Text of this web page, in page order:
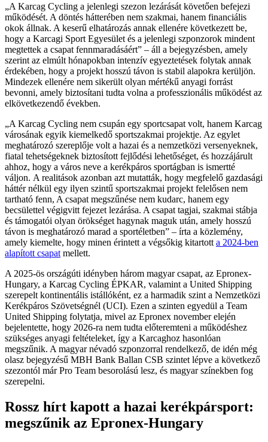
A Karcag Cycling a jelenlegi szezon lezárását követően befejezi
működését. A döntés hátterében nem szakmai, hanem financiális
okok állnak. A keserű elhatározás annak ellenére következett be,
hogy a Karcagi Sport Egyesület és a jelenlegi szponzorok mindent
megtettek a csapat fennmaradásáért
– áll a bejegyzésben, amely
szerint az elmúlt hónapokban intenzív egyeztetések folytak annak
érdekében, hogy a projekt hosszú távon is stabil alapokra kerüljön.
Mindezek ellenére nem sikerült olyan mértékű anyagi forrást
bevonni, amely biztosítani tudta volna a professzionális működést az
elkövetkezendő években.
A Karcag Cycling nem csupán egy sportcsapat volt, hanem Karcag
városának egyik kiemelkedő sportszakmai projektje. Az egylet
meghatározó szereplője volt a hazai és a nemzetközi versenyeknek,
fiatal tehetségeknek biztosított fejlődési lehetőséget, és hozzájárult
ahhoz, hogy a város neve a kerékpáros sportágban is ismertté
váljon. A realitások azonban azt mutatták, hogy megfelelő gazdasági
háttér nélkül egy ilyen szintű sportszakmai projekt felelősen nem
tartható fenn, A csapat megszűnése nem kudarc, hanem egy
becsülettel végigvitt fejezet lezárása. A csapat tagjai, szakmai stábja
és támogatói olyan örökséget hagynak maguk után, amely hosszú
távon is meghatározó marad a sportéletben
– írta a közlemény,
amely kiemelte, hogy minen érintett a végsőkig kitartott a 2024-ben
alapított csapat mellett.
A 2025-ös országúti idényben három magyar csapat, az Epronex-
Hungary, a Karcag Cycling ÉPKAR, valamint a United Shipping
szerepelt kontinentális istállóként, ez a harmadik szint a Nemzetközi
Kerékpáros Szövetségnél (UCI). Ezen a szinten egyedül a Team
United Shipping folytatja, mivel az Epronex november elején
bejelentette, hogy 2026-ra nem tudta előteremteni a működéshez
szükséges anyagi feltételeket, így a Karcaghoz hasonlóan
megszűnik. A magyar névadó szponzorral rendelkező, de idén még
olasz bejegyzésű MBH Bank Ballan CSB szintet lépve a következő
szezontól már Pro Team besorolású lesz, és magyar színekben fog
szerepelni.
Rossz hírt kapott a hazai kerékpársport:
megszűnik az Epronex-Hungary